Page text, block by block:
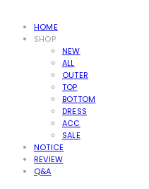
HOME
SHOP
NEW
ALL
OUTER
TOP
BOTTOM
DRESS
ACC
SALE
NOTICE
REVIEW
Q&A